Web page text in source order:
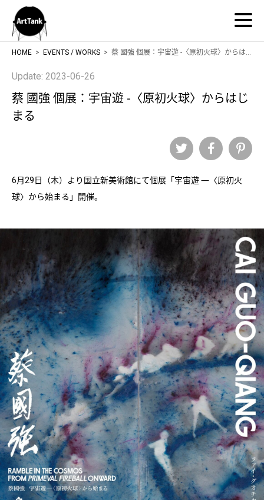
ArtTank
HOME EVENTS / WORKS 蔡 國強 個展：宇宙遊 -〈原初火球〉からはじまる
Update: 2023-06-26
蔡 國強 個展：宇宙遊 -〈原初火球〉からはじ
まる
6月29日（木）より国立新美術館にて個展「宇宙遊 ―〈原初火
球〉から始まる」開催。